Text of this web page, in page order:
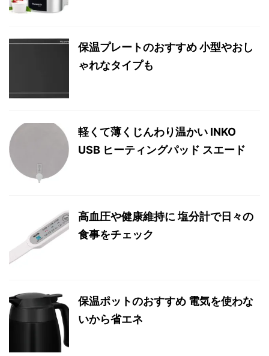
保温プレートのおすすめ 小型やおし
ゃれなタイプも
軽くて薄くじんわり温かい INKO
USB ヒーティングパッド スエード
高血圧や健康維持に 塩分計で日々の
食事をチェック
保温ポットのおすすめ 電気を使わな
いから省エネ